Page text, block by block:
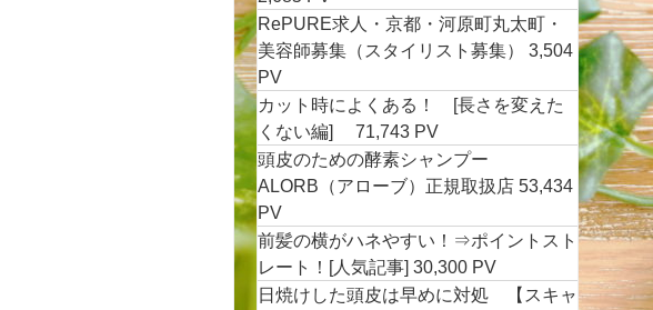
RePURE求人・京都・河原町丸太町・
美容師募集（スタイリスト募集）
3,504
PV
カット時によくある！ [長さを変えた
くない編]
71,743 PV
頭皮のための酵素シャンプー
ALORB（アローブ）正規取扱店53,434
PV
前髪の横がハネやすい！⇒ポイントスト
レート！[人気記事] 30,300 PV
日焼けした頭皮は早めに対処 【スキャ